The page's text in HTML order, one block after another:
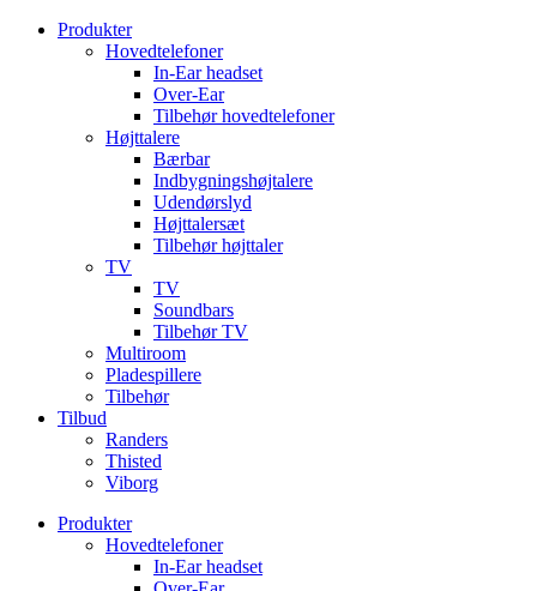
VidereProdukter
Hovedtelefoner
In-Ear headset
Over-Ear
Tilbehør hovedtelefoner
Højttalere
Bærbar
Indbygningshøjtalere
Udendørslyd
Højttalersæt
Tilbehør højttaler
TV
TV
Soundbars
Tilbehør TV
Multiroom
Pladespillere
Tilbehør
Tilbud
Randers
Thisted
Viborg
Produkter
Hovedtelefoner
In-Ear headset